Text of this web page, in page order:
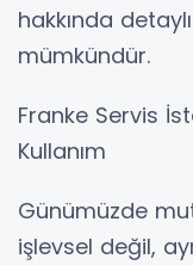
hakkında
mümkündür.
Franke Servis
Kullanım
Günümüzde
işlevsel değil,